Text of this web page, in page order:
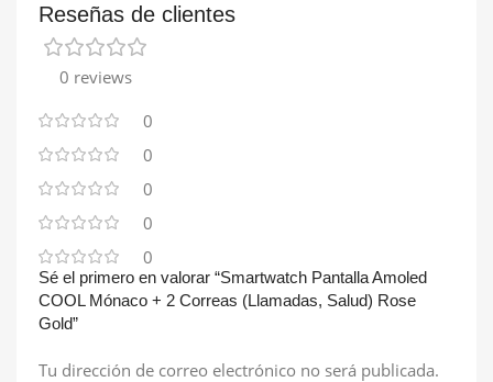
Reseñas de clientes
0 reviews
0
0
0
0
0
Sé el primero en valorar “Smartwatch Pantalla Amoled
COOL Mónaco + 2 Correas (Llamadas, Salud) Rose
Gold”
Tu dirección de correo electrónico no será publicada.